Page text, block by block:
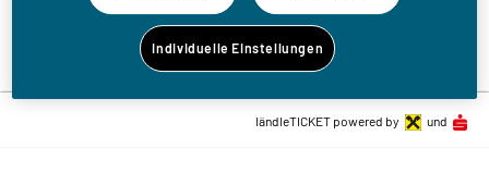
Zurück zur Eventliste
ländleTICKET powered by und
Individuelle Einstellungen